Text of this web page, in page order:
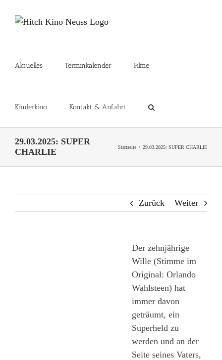
Inhalt
Aktuelles Terminkalender Filme
Kinderkino Kontakt & Anfahrt
29.03.2025: SUPER
CHARLIE
Startseite 29.03.2025: SUPER CHARLIE
Zurück Weiter
Der zehnjährige
Wille (Stimme im
Original: Orlando
Wahlsteen) hat
immer davon
geträumt, ein
Superheld zu
werden und an der
Seite seines Vaters,